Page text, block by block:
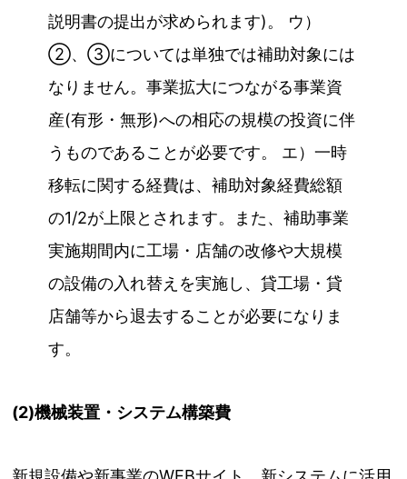
説明書の提出が求められます)。 ウ）
②、③については単独では補助対象には
なりません。事業拡大につながる事業資
産(有形・無形)への相応の規模の投資に伴
うものであることが必要です。 エ）一時
移転に関する経費は、補助対象経費総額
の1/2が上限とされます。また、補助事業
実施期間内に工場・店舗の改修や大規模
の設備の入れ替えを実施し、貸工場・貸
店舗等から退去することが必要になりま
す。
(2)機械装置・システム構築費